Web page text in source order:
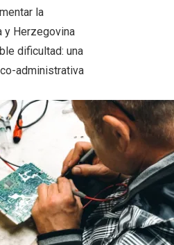
la
y Herzegovina
dificultad: una
administrativa